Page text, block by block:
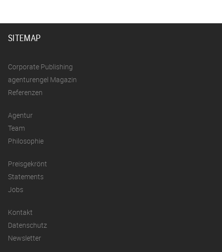
SITEMAP
Corporate Publishing
agenturengel Magazin
Referenzen
Agentur
Team
Philosophie
Preisgekrönt
Statements
Jobs
Kontakt
Datenschutz
Newsletter